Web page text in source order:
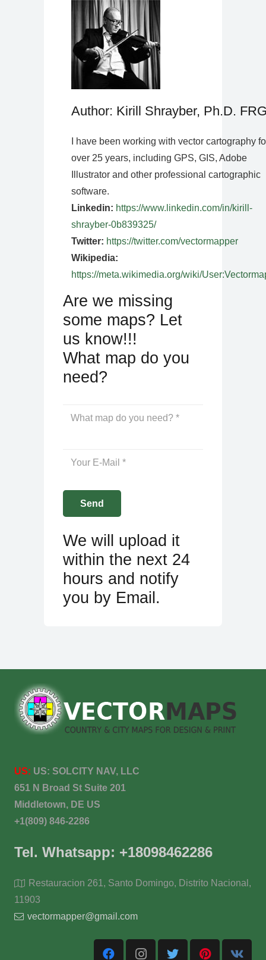
Author: Kirill Shrayber, Ph.D.
I have been working with vector cartography
over 25 years, including GPS, GIS, Adobe
Illustrator and other professional cartographic
software.
Linkedin: https://www.linkedin.com/in/kirill-
shrayber-0b839325/
Twitter: https://twitter.com/vectormapper
Wikipedia:
https://meta.wikimedia.org/wiki/
Are we missing
some maps? Let
us know!!!
What map do you
need?
We will upload it
within the next 24
hours and notify
you by Email.
US: US: SOLCITY NAV, LLC
651 N Broad St Suite 201
Middletown, DE US
+1(809) 846-2286
Tel. Whatsapp: +18098462286
Restauracion 261, Santo Domingo, Distrito Nacional,
11903
vectormapper@gmail.com